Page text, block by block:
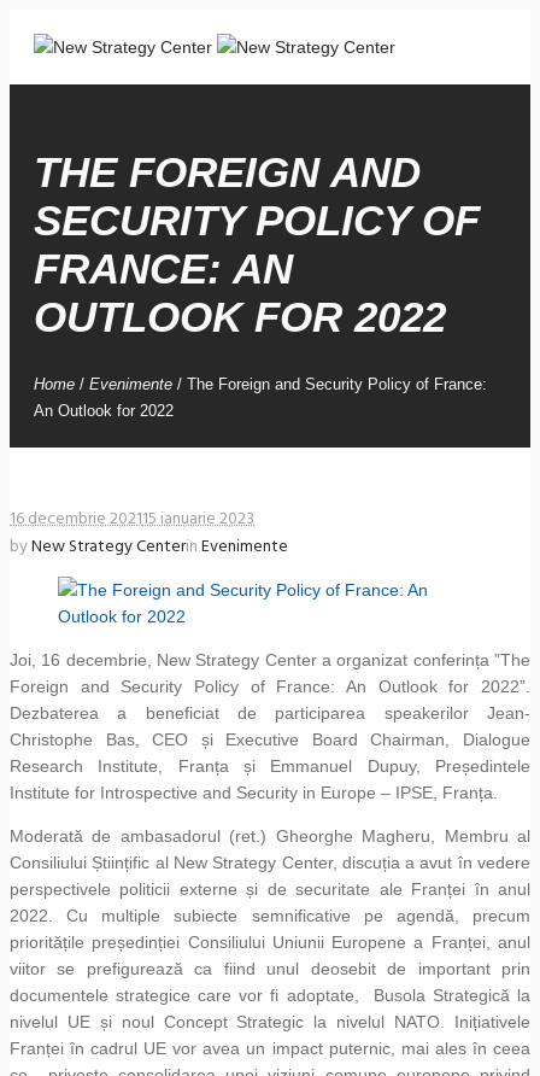
THE FOREIGN AND
SECURITY POLICY OF
FRANCE: AN
OUTLOOK FOR 2022
Home / Evenimente / The Foreign and Security Policy of France:
An Outlook for 2022
16 decembrie 202115 ianuarie 2023
byNew Strategy CenterinEvenimente
Joi, 16 decembrie, New Strategy Center a organizat conferința ”The
Foreign and Security Policy of France: An Outlook for 2022”.
Dezbaterea a beneficiat de participarea speakerilor Jean-
Christophe Bas, CEO și Executive Board Chairman, Dialogue
Research Institute, Franța și Emmanuel Dupuy, Președintele
Institute for Introspective and Security in Europe – IPSE, Franța.
Moderată de ambasadorul (ret.) Gheorghe Magheru, Membru al
Consiliului Științific al New Strategy Center, discuția a avut în vedere
perspectivele politicii externe și de securitate ale Franței în anul
2022. Cu multiple subiecte semnificative pe agendă, precum
prioritățile președinției Consiliului Uniunii Europene a Franței, anul
viitor se prefigurează ca fiind unul deosebit de important prin
documentele strategice care vor fi adoptate, Busola Strategică la
nivelul UE și noul Concept Strategic la nivelul NATO. Inițiativele
Franței în cadrul UE vor avea un impact puternic, mai ales în ceea